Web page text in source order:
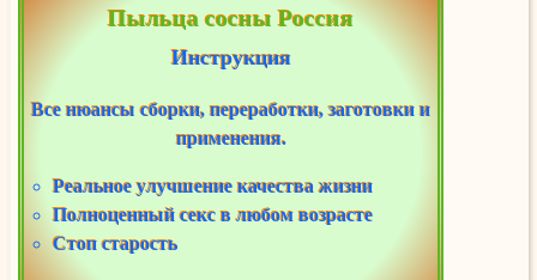
Пыльца сосны Россия
Инструкция
Все нюансы сборки, переработки, заготовки и
применения.
Реальное улучшение качества жизни
Полноценный секс в любом возрасте
Стоп старость